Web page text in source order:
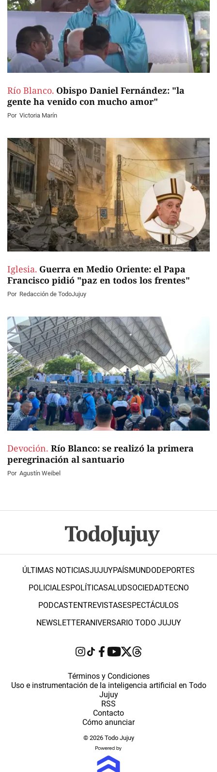
Río Blanco. Obispo Daniel Fernández: "la
gente ha venido con mucho amor"
Por Victoria Marín
Iglesia. Guerra en Medio Oriente: el Papa
Francisco pidió "paz en todos los frentes"
Por Redacción de TodoJujuy
Devoción. Río Blanco: se realizó la primera
peregrinación al santuario
Por Agustín Weibel
ÚLTIMAS NOTICIASJUJUYPAÍSMUNDODEPORTES
POLICIALESPOLÍTICASALUDSOCIEDADTECNO
PODCASTENTREVISTASESPECTÁCULOS
NEWSLETTERANIVERSARIO TODO JUJUY
Términos y Condiciones
Uso e instrumentación de la inteligencia artificial en Todo
Jujuy
RSS
Contacto
Cómo anunciar
© 2026 Todo Jujuy